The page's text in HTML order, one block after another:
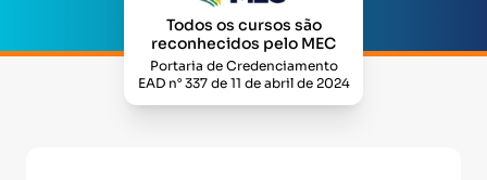
Todos os cursos são
reconhecidos pelo MEC
Portaria de Credenciamento
EAD n° 337 de 11 de abril de 2024